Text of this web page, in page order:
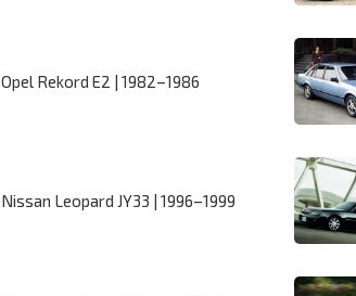
Opel Rekord E2 | 1982–1986
Nissan Leopard JY33 | 1996–1999